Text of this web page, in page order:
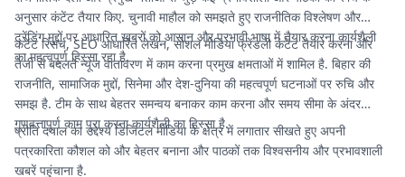
अनुसार कंटेंट तैयार किए. चुनावी माहौल को समझते हुए राजनीतिक विश्लेषण और
ट्रेंडिंग मुद्दों पर आधारित खबरों को आसान और प्रभावी भाषा में तैयार करना कार्यशैली
का महत्वपूर्ण हिस्सा रहा है.
कंटेंट रिसर्च, SEO आधारित लेखन, सोशल मीडिया फ्रेंडली कंटेंट तैयार करना और
तेजी से बदलते न्यूज वातावरण में काम करना प्रमुख क्षमताओं में शामिल है. बिहार की
राजनीति, सामाजिक मुद्दों, सिनेमा और देश-दुनिया की महत्वपूर्ण घटनाओं पर रुचि और
समझ है. टीम के साथ बेहतर समन्वय बनाकर काम करना और समय सीमा के अंदर
गुणवत्तापूर्ण काम पूरा करना कार्यशैली का हिस्सा है.
प्रीति दयाल का उद्देश्य डिजिटल मीडिया के क्षेत्र में लगातार सीखते हुए अपनी
पत्रकारिता कौशल को और बेहतर बनाना और पाठकों तक विश्वसनीय और प्रभावशाली
खबरें पहुंचाना है.